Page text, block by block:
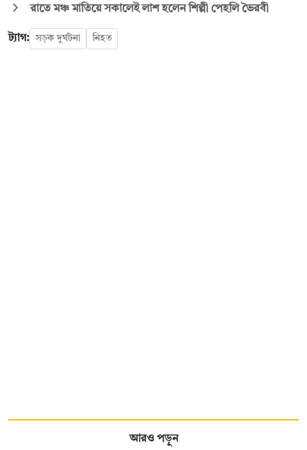
রাতে মঞ্চ মাতিয়ে সকালেই লাশ হলেন শিল্পী পেহলি ভৈরবী
ট্যাগ: সড়ক দুর্ঘটনা নিহত
আরও পড়ুন